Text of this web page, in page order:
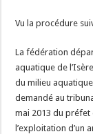
Vu la procédure
La fédération
aquatique de
du milieu
demandé au
mai 2013 du préfet
l’exploitation d’un